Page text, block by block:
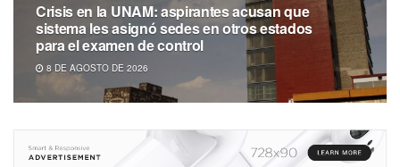
Crisis en la UNAM: aspirantes acusan que
sistema les asignó sedes en otros estados
para el examen de control
8 DE AGOSTO DE 2026